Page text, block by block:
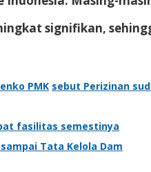
signifikan,
PMK sebut Perizinan
fasilitas semestinya
Tata Kelola Dam